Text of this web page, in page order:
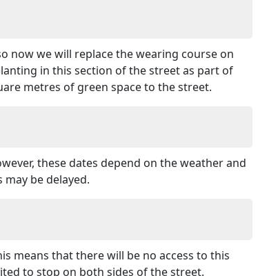
now we will replace the wearing course on
in this section of the street as part of
metres of green space to the street.
these dates depend on the weather and
be delayed.
means that there will be no access to this
to stop on both sides of the street.